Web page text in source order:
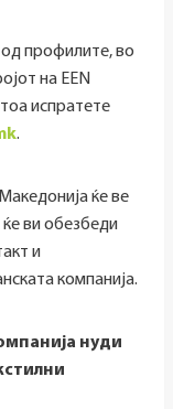
од профилите, во
на EEN
испратете
.
ќе ве
ви обезбеди
и
компанија.
нуди